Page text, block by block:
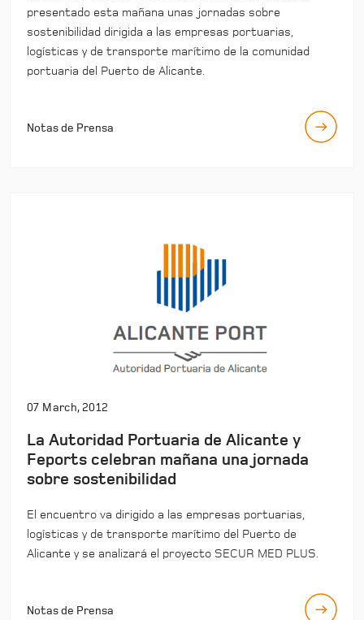
presentado esta mañana unas jornadas sobre
sostenibilidad dirigida a las empresas portuarias,
logísticas y de transporte marítimo de la comunidad
portuaria del Puerto de Alicante.
Notas de Prensa
07 March, 2012
La Autoridad Portuaria de Alicante y
Feports celebran mañana una jornada
sobre sostenibilidad
El encuentro va dirigido a las empresas portuarias,
logísticas y de transporte marítimo del Puerto de
Alicante y se analizará el proyecto SECUR MED PLUS.
Notas de Prensa